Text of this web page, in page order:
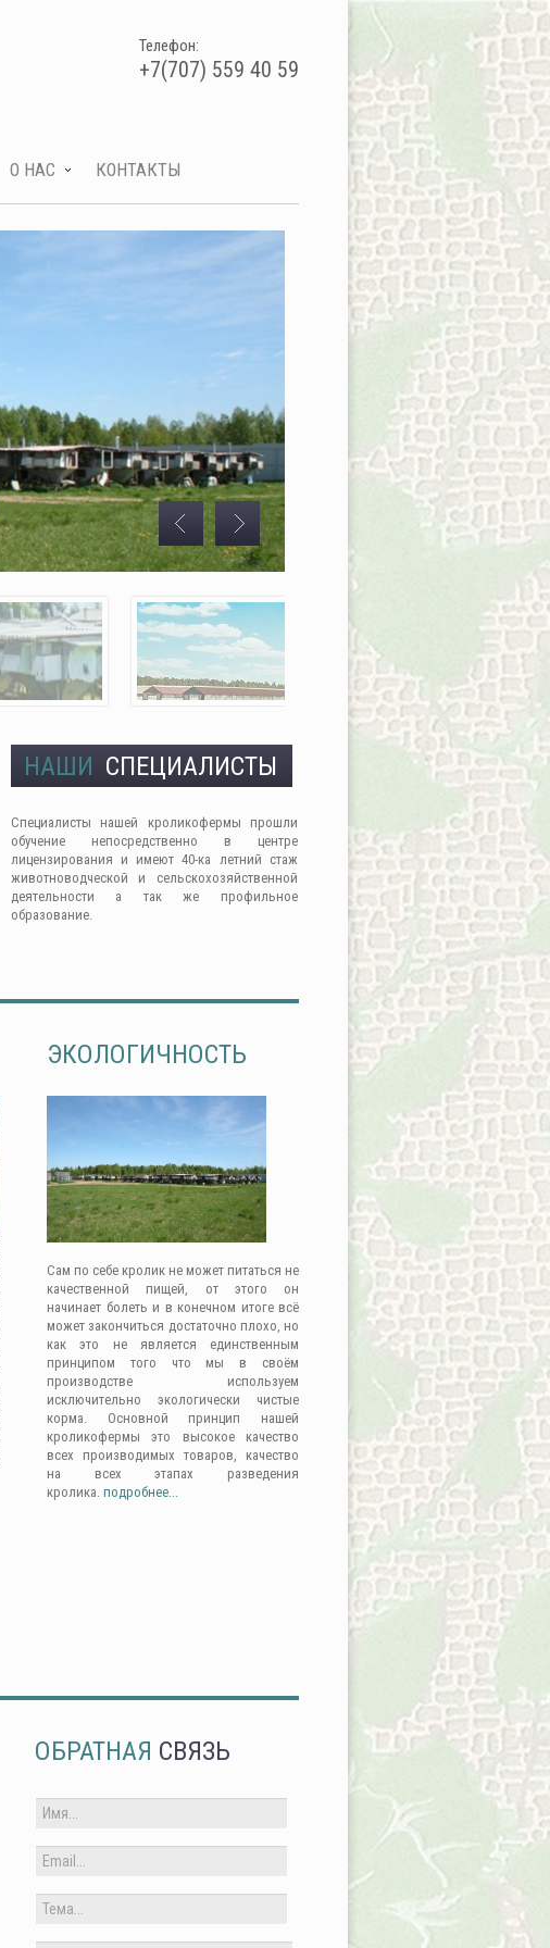
Телефон:
+7(707) 559 40 59
О НАС КОНТАКТЫ
НАШИ СПЕЦИАЛИСТЫ
Специалисты нашей кроликофермы прошли
обучение непосредственно в центре
лицензирования и имеют 40-ка летний стаж
животноводческой и сельскохозяйственной
деятельности а так же профильное
образование.
ЭКОЛОГИЧНОСТЬ
Сам по себе кролик не может питаться не
качественной пищей, от этого он
начинает болеть и в конечном итоге всё
может закончиться достаточно плохо, но
как это не является единственным
принципом того что мы в своём
производстве используем
исключительно экологически чистые
корма. Основной принцип нашей
кроликофермы это высокое качество
всех производимых товаров, качество
на всех этапах разведения
кролика. подробнее...
ОБРАТНАЯ СВЯЗЬ